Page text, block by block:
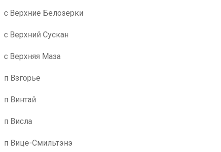
с Верхние Белозерки
с Верхний Сускан
с Верхняя Маза
п Взгорье
п Винтай
п Висла
п Вице-Смильтэнэ